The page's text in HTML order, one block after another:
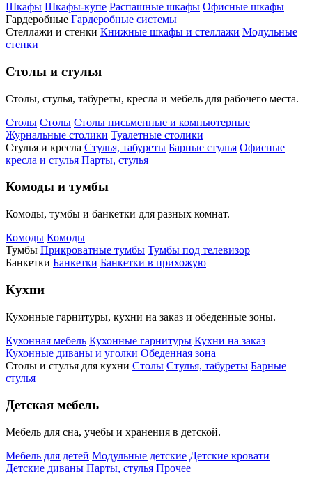
Шкафы Шкафы-купе Распашные шкафы Офисные шкафы
Гардеробные Гардеробные системы
Стеллажи и стенки Книжные шкафы и стеллажи Модульные
стенки
Столы и стулья
Столы, стулья, табуреты, кресла и мебель для рабочего места.
Столы Столы Столы письменные и компьютерные
Журнальные столики Туалетные столики
Стулья и кресла Стулья, табуреты Барные стулья Офисные
кресла и стулья Парты, стулья
Комоды и тумбы
Комоды, тумбы и банкетки для разных комнат.
Комоды Комоды
Тумбы Прикроватные тумбы Тумбы под телевизор
Банкетки Банкетки Банкетки в прихожую
Кухни
Кухонные гарнитуры, кухни на заказ и обеденные зоны.
Кухонная мебель Кухонные гарнитуры Кухни на заказ
Кухонные диваны и уголки Обеденная зона
Столы и стулья для кухни Столы Стулья, табуреты Барные
стулья
Детская мебель
Мебель для сна, учебы и хранения в детской.
Мебель для детей Модульные детские Детские кровати
Детские диваны Парты, стулья Прочее